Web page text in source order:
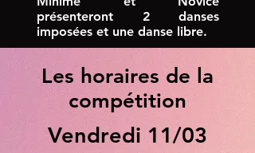
présenteront 2 danses
imposées et une danse libre.
Les horaires de la
compétition
Vendredi 11/03